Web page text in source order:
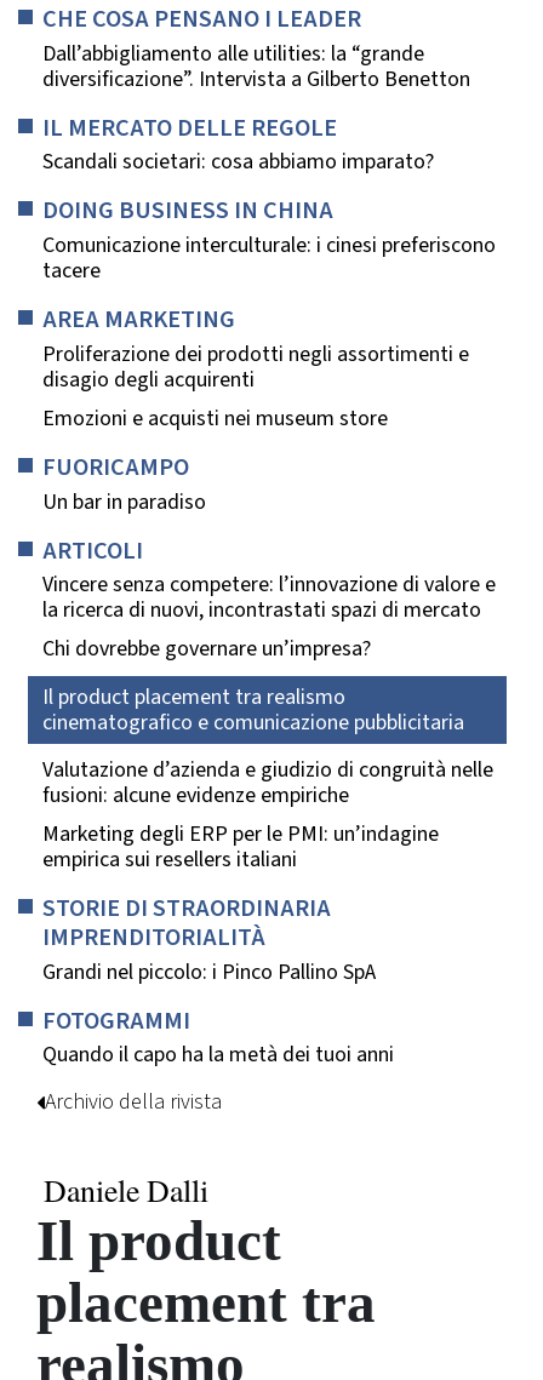
CHE COSA PENSANO I LEADER
Dall’abbigliamento alle utilities: la “grande
diversificazione”. Intervista a Gilberto Benetton
IL MERCATO DELLE REGOLE
Scandali societari: cosa abbiamo imparato?
DOING BUSINESS IN CHINA
Comunicazione interculturale: i cinesi preferiscono
tacere
AREA MARKETING
Proliferazione dei prodotti negli assortimenti e
disagio degli acquirenti
Emozioni e acquisti nei museum store
FUORICAMPO
Un bar in paradiso
ARTICOLI
Vincere senza competere: l’innovazione di valore e
la ricerca di nuovi, incontrastati spazi di mercato
Chi dovrebbe governare un’impresa?
Il product placement tra realismo
cinematografico e comunicazione pubblicitaria
Valutazione d’azienda e giudizio di congruità nelle
fusioni: alcune evidenze empiriche
Marketing degli ERP per le PMI: un’indagine
empirica sui resellers italiani
STORIE DI STRAORDINARIA
IMPRENDITORIALITÀ
Grandi nel piccolo: i Pinco Pallino SpA
FOTOGRAMMI
Quando il capo ha la metà dei tuoi anni
Archivio della rivista
Daniele Dalli
Il product
placement tra
realismo